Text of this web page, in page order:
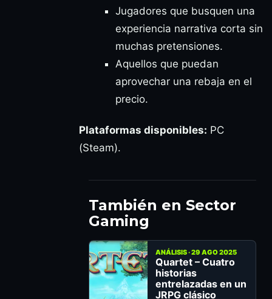
Jugadores que busquen una
experiencia narrativa corta sin
muchas pretensiones.
Aquellos que puedan
aprovechar una rebaja en el
precio.
Plataformas disponibles: PC
(Steam).
También en Sector
Gaming
ANÁLISIS · 29 AGO 2025
Quartet – Cuatro
historias
entrelazadas en un
JRPG clásico